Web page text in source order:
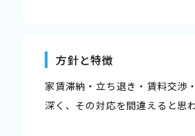
方針と特徴
家賃滞納・立ち退き・賃料交渉
深く、その対応を間違えると思